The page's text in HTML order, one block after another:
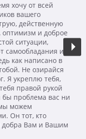
хочу от всей
вашего
действенную
и доброе
ситуации,
самообладания и
как написано в
Не озирайся
Я укреплю тебя,
правой рукой
бы проблема вас ни
можем
Он тот, кто
добра Вам и Вашим